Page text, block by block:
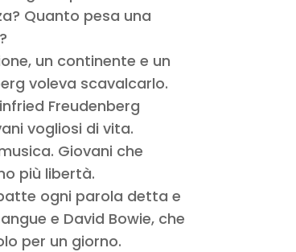
Quanto pesa una
un continente e un
voleva scavalcarlo.
Freudenberg
vogliosi di vita.
Giovani che
più libertà.
ogni parola detta e
e David Bowie, che
per un giorno.